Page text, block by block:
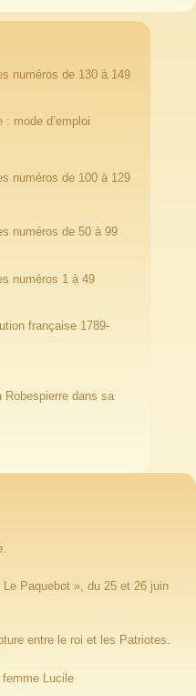
numéros de 130 à 149
mode d’emploi
numéros de 100 à 129
numéros de 50 à 99
numéros 1 à 49
française 1789-
dans sa
Le Paquebot », du 25 et 26 juin
entre le roi et les Patriotes.
Lucile